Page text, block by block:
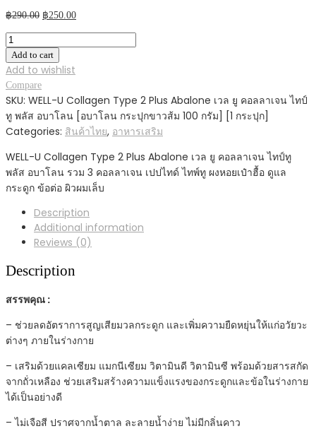
฿290.00 Original
was:
฿290.00.
฿250.00Current
is:
WELL-
U
Collagen
Type
2
Plus
Abalone
ยู
คอ
ล
พลัส
โลน
โลน
กระปุก
ขาว
ส้ม
100
[1
Add to cart
Add to wishlist
Compare
SKU: WELL-U Collagen Type 2 Plus Abalone เวล ยู คอลลาเจน ไทป์
ทู พลัส อบาโลน [อบาโลน กระปุกขาวส้ม 100 กรัม] [1 กระปุก]
Categories: สินค้าไทย, อาหารเสริม
WELL-U Collagen Type 2 Plus Abalone เวล ยู คอลลาเจน ไทป์ทู
พลัส อบาโลน รวม 3 คอลลาเจน เปปไทด์ ไทพ์ทู ผงหอยเป๋าฮื้อ ดูแล
กระดูก ข้อต่อ ผิวผมเล็บ
Description
Additional information
Reviews (0)
Description
สรรพคุณ :
– ช่วยลดอัตราการสูญเสียมวลกระดูก และเพิ่มความยืดหยุ่นให้แก่อวัยวะ
ต่างๆ ภายในร่างกาย
– เสริมด้วยแคลเซียม แมกนีเซียม วิตามินดี วิตามินซี พร้อมด้วยสารสกัด
จากถั่วเหลือง ช่วยเสริมสร้างความแข็งแรงของกระดูกและข้อในร่างกาย
ได้เป็นอย่างดี
– ไม่เจือสี ปราศจากน้ำตาล ละลายน้ำง่าย ไม่มีกลิ่นคาว